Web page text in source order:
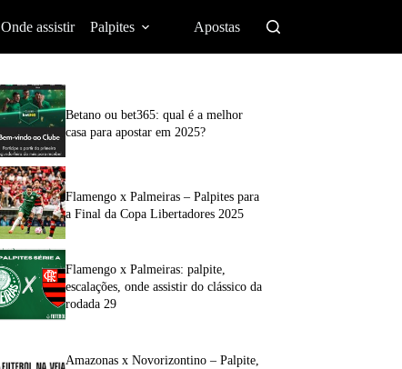
Onde assistir Palpites Apostas
Betano ou bet365: qual é a melhor
casa para apostar em 2025?
Flamengo x Palmeiras – Palpites para
a Final da Copa Libertadores 2025
Flamengo x Palmeiras: palpite,
escalações, onde assistir do clássico da
rodada 29
Amazonas x Novorizontino – Palpite,